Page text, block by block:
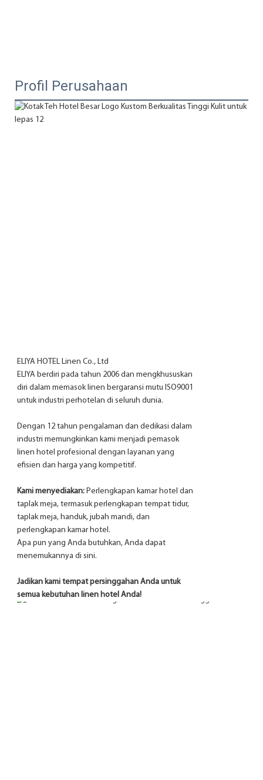
Profil Perusahaan
ELIYA HOTEL Linen Co., Ltd
ELIYA berdiri pada tahun 2006 dan mengkhususkan
diri dalam memasok linen bergaransi mutu ISO9001
untuk industri perhotelan di seluruh dunia.
Dengan 12 tahun pengalaman dan dedikasi dalam
industri memungkinkan kami menjadi pemasok
linen hotel profesional dengan layanan yang
efisien dan harga yang kompetitif.
Kami menyediakan: Perlengkapan kamar hotel dan
taplak meja, termasuk perlengkapan tempat tidur,
taplak meja, handuk, jubah mandi, dan
perlengkapan kamar hotel.
Apa pun yang Anda butuhkan, Anda dapat
menemukannya di sini.
Jadikan kami tempat persinggahan Anda untuk
semua kebutuhan linen hotel Anda!